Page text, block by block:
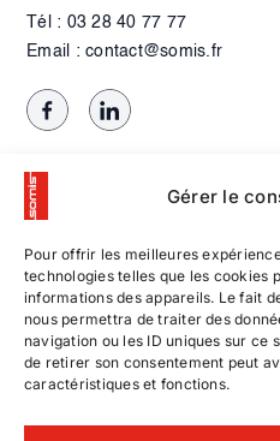
Gérer le
Pour offrir les meilleures
technologies telles que les cookies
informations des appareils. Le fait
nous permettra de traiter des
navigation ou les ID uniques sur ce
de retirer son consentement peut
caractéristiques et fonctions.
Tél : 03 28 40 77 77
Email : contact@somis.fr